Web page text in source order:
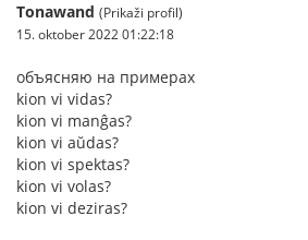
Tonawand (Prikaži profil)
15. oktober 2022 01:22:18
объясняю на примерах
kion vi vidas?
kion vi manĝas?
kion vi aŭdas?
kion vi spektas?
kion vi volas?
kion vi deziras?